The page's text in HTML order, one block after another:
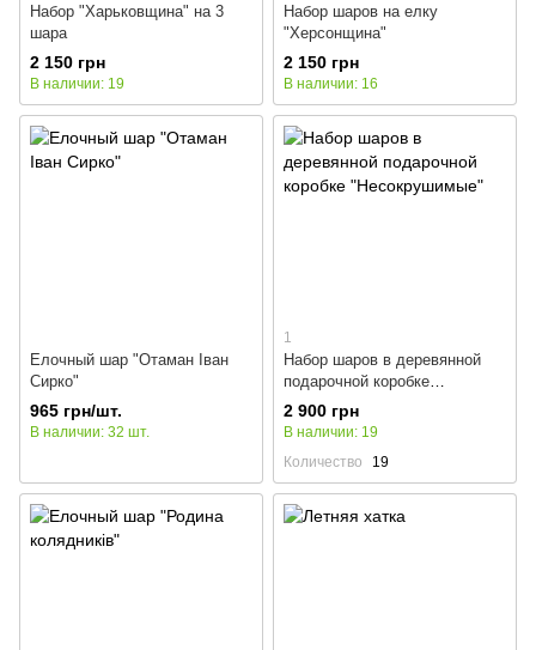
Набор "Харьковщина" на 3
шара
2 150 грн
В наличии: 19
Набор шаров на елку
"Херсонщина"
2 150 грн
В наличии: 16
Елочный шар "Отаман Іван
Сирко"
965 грн/шт.
В наличии: 32 шт.
1
Набор шаров в деревянной
подарочной коробке
"Несокрушимые"
2 900 грн
В наличии: 19
Количество
19